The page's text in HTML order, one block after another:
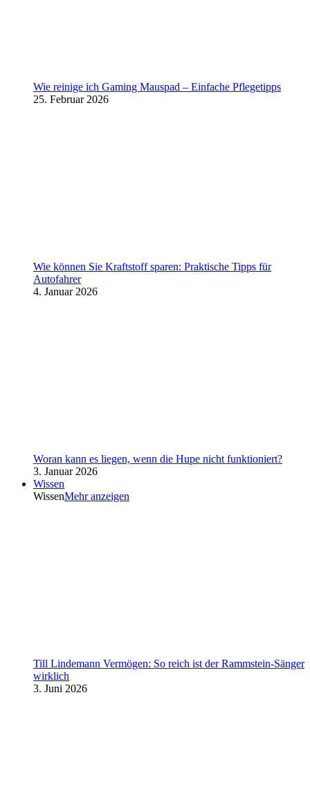
Wie reinige ich Gaming Mauspad – Einfache Pflegetipps
25. Februar 2026
Wie können Sie Kraftstoff sparen: Praktische Tipps für
Autofahrer
4. Januar 2026
Woran kann es liegen, wenn die Hupe nicht funktioniert?
3. Januar 2026
Wissen
WissenMehr anzeigen
Till Lindemann Vermögen: So reich ist der Rammstein-Sänger
wirklich
3. Juni 2026